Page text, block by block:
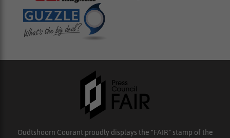
Oudtshoorn Courant proudly displays the “FAIR” stamp of the